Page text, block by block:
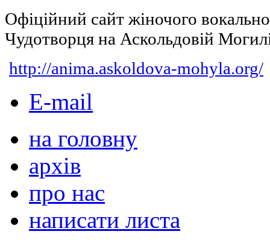
Офіційний сайт жіночого
Чудотворця на Аскольдовій
http://anima.askoldova-mohyla.org/
E-mail
на головну
архів
про нас
написати листа